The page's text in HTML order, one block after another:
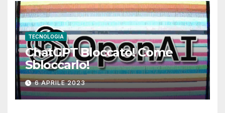
TECNOLOGIA
ChatGPT Bloccato! Come
Sbloccarlo!
6 APRILE 2023